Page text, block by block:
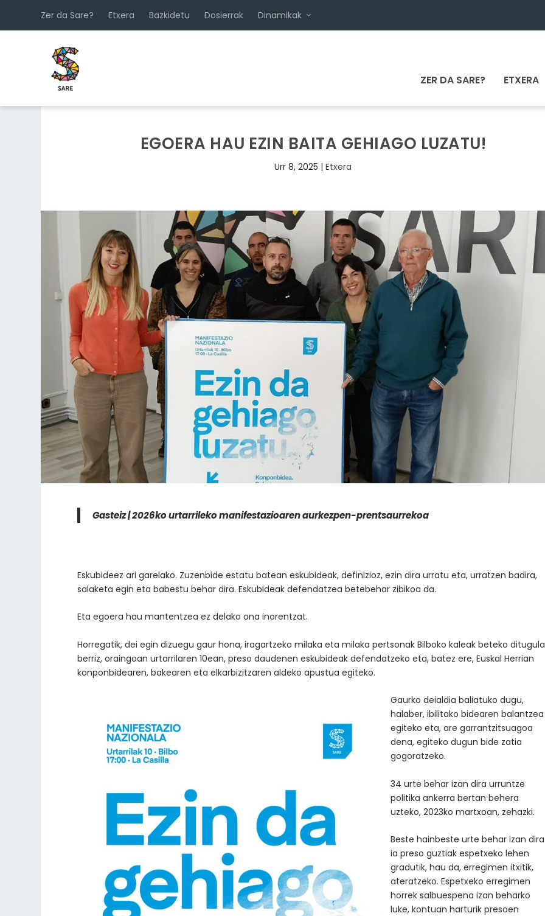
Zer da Sare? Etxera Bazkidetu Dosierrak Dinamikak
ZER DA SARE? ETXERA
EGOERA HAU EZIN BAITA GEHIAGO LUZATU!
Urr 8, 2025 |Etxera
Gasteiz | 2026ko urtarrileko manifestazioaren aurkezpen-prentsaurrekoa
Eskubideez ari garelako. Zuzenbide estatu batean eskubideak, definizioz, ezin dira urratu eta, urratzen badira,
salaketa egin eta babestu behar dira. Eskubideak defendatzea betebehar zibikoa da.
Eta egoera hau mantentzea ez delako ona inorentzat.
Horregatik, dei egin dizuegu gaur hona, iragartzeko milaka eta milaka pertsonak Bilboko kaleak beteko ditugula
berriz, oraingoan urtarrilaren 10ean, preso daudenen eskubideak defendatzeko eta, batez ere, Euskal Herrian
konponbidearen, bakearen eta elkarbizitzaren aldeko apustua egiteko.
Gaurko deialdia baliatuko dugu,
halaber, ibilitako bidearen balantzea
egiteko eta, are garrantzitsuagoa
dena, egiteko dugun bide zatia
gogoratzeko.
34 urte behar izan dira urruntze
politika ankerra bertan behera
uzteko, 2023ko martxoan, zehazki.
Beste hainbeste urte behar izan dira
ia preso guztiak espetxeko lehen
gradutik, hau da, erregimen itxitik,
ateratzeko. Espetxeko erregimen
horrek salbuespena izan beharko
luke, kontuan harturik presoen